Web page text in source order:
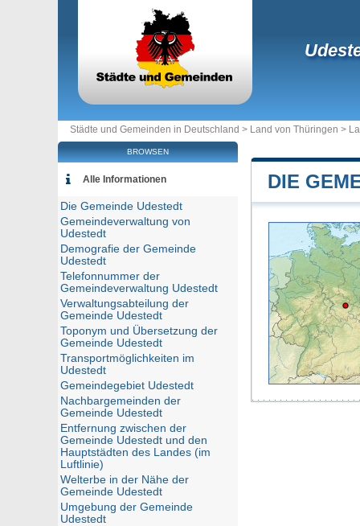
Städte und Gemeinden in Deutschland > Land von Thüringen >
DIE
BROWSEN
Alle Informationen
Die Gemeinde Udestedt
Gemeindeverwaltung von
Udestedt
Demografie der Gemeinde
Udestedt
Telefonnummer der
Gemeindeverwaltung Udestedt
Verwaltungsabteilung der
Gemeinde Udestedt
Toponym und Übersetzung der
Gemeinde Udestedt
Transportmöglichkeiten im
Udestedt
Gemeindegebiet Udestedt
Nachbargemeinden der
Gemeinde Udestedt
Entfernung zwischen der
Gemeinde Udestedt und den
Hauptstädten des Landes (im
Luftlinie)
Welterbe in der Nähe der
Gemeinde Udestedt
Umgebung der Gemeinde
Udestedt